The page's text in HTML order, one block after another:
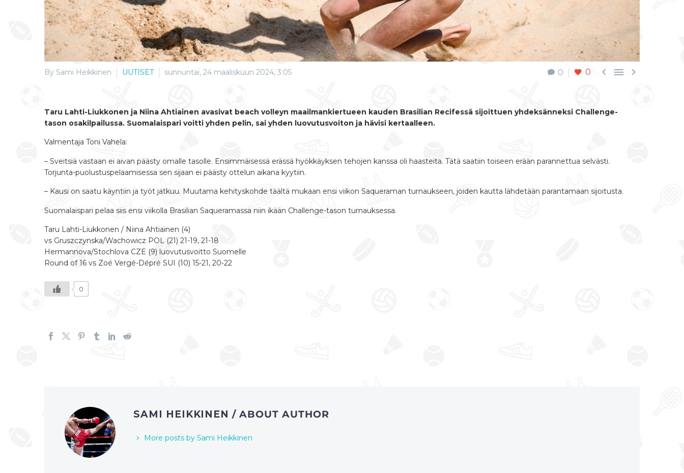
0 0   
By Sami Heikkinen UUTISET sunnuntai, 24 maaliskuun 2024, 3:05
Taru Lahti-Liukkonen ja Niina Ahtiainen avasivat beach volleyn maailmankiertueen kauden Brasilian Recifessä sijoittuen yhdeksänneksi Challenge-
tason osakilpailussa. Suomalaispari voitti yhden pelin, sai yhden luovutusvoiton ja hävisi kertaalleen.
Valmentaja Toni Vahela:
– Sveitsiä vastaan ei aivan päästy omalle tasolle. Ensimmäisessä erässä hyökkäyksen tehojen kanssa oli haasteita. Tätä saatiin toiseen erään parannettua selvästi.
Torjunta-puolustuspelaamisessa sen sijaan ei päästy ottelun aikana kyytiin.
– Kausi on saatu käyntiin ja työt jatkuu. Muutama kehityskohde täältä mukaan ensi viikon Saqueraman turnaukseen, joiden kautta lähdetään parantamaan sijoitusta.
Suomalaispari pelaa siis ensi viikolla Brasilian Saqueramassa niin ikään Challenge-tason turnauksessa.
Taru Lahti-Liukkonen / Niina Ahtiainen (4)
vs Gruszczynska/Wachowicz POL (21) 21-19, 21-18
Hermannova/Stochlova CZE (9) luovutusvoitto Suomelle
Round of 16 vs Zoé Vergé-Dépré SUI (10) 15-21, 20-22
0
SAMI HEIKKINEN/ ABOUT AUTHOR
More posts by Sami Heikkinen